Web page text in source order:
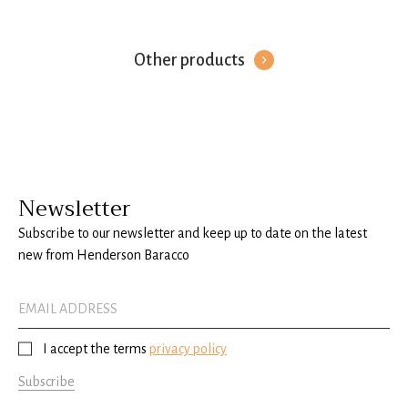
Other products
Newsletter
Subscribe to our newsletter and keep up to date on the latest
new from Henderson Baracco
I accept the terms privacy policy
Subscribe